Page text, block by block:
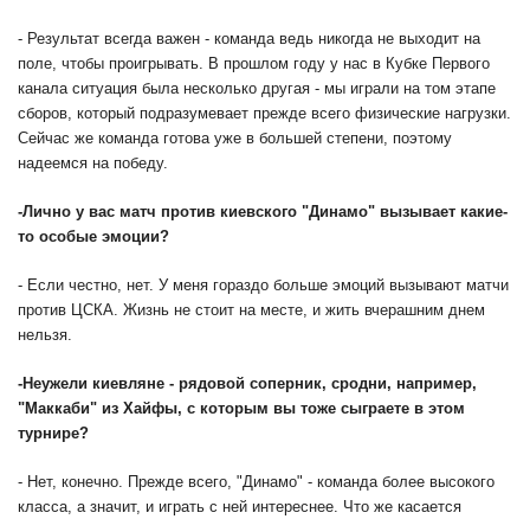
- Результат всегда важен - команда ведь никогда не выходит на
поле, чтобы проигрывать. В прошлом году у нас в Кубке Первого
канала ситуация была несколько другая - мы играли на том этапе
сборов, который подразумевает прежде всего физические нагрузки.
Сейчас же команда готова уже в большей степени, поэтому
надеемся на победу.
-Лично у вас матч против киевского "Динамо" вызывает какие-
то особые эмоции?
- Если честно, нет. У меня гораздо больше эмоций вызывают матчи
против ЦСКА. Жизнь не стоит на месте, и жить вчерашним днем
нельзя.
-Неужели киевляне - рядовой соперник, сродни, например,
"Маккаби" из Хайфы, с которым вы тоже сыграете в этом
турнире?
- Нет, конечно. Прежде всего, "Динамо" - команда более высокого
класса, а значит, и играть с ней интереснее. Что же касается